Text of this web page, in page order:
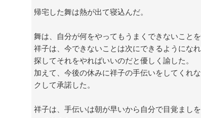
帰宅した舞は熱が出て寝込んだ。
舞は、自分が何をやってもうまくできないこと
祥子は、今できないことは次にできるようにな
探してそれをやればいいのだと優しく諭した。
加えて、今後の休みに祥子の手伝いをしてくれ
クして承諾した。
祥子は、手伝いは朝が早いから自分で目覚まし